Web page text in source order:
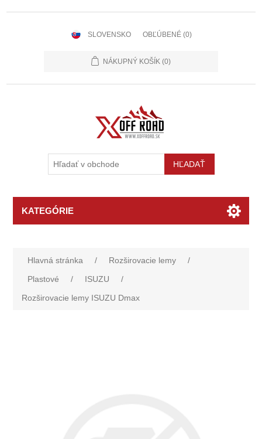
SLOVENSKO OBĽÚBENÉ (0)
NÁKUPNÝ KOŠÍK (0)
KATEGÓRIE
Hlavná stránka / Rozširovacie lemy
/
Plastové
/ ISUZU
/
Rozširovacie lemy ISUZU Dmax